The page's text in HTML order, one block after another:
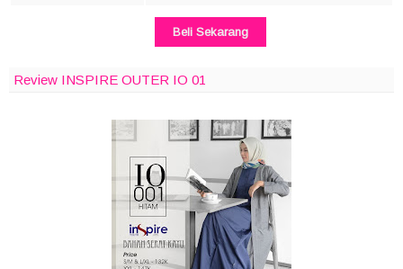
Beli Sekarang
Review INSPIRE OUTER IO 01